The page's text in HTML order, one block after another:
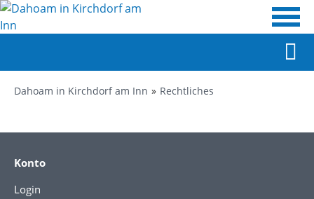
Dahoam in Kirchdorf am Inn Rechtliches
Konto
Login